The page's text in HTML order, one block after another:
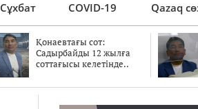
Сұхбат COVID-19 Qazaq
Қонаевтағы сот:
Садырбайды 12 жылға
соттағысы келетінде..